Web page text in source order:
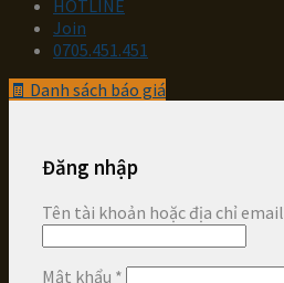
HOTLINE
Join
0705.451.451
🧾 Danh sách báo giá
Đăng nhập
Tên tài khoản hoặc địa chỉ email
Mật khẩu *